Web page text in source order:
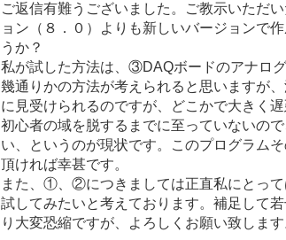
ご返信有難うございました。ご教示いただ
ョン（８．０）よりも新しいバージョンで
うか？
私が試した方法は、③DAQボードのアナロ
幾通りかの方法が考えられると思いますが
に見受けられるのですが、どこかで大きく
初心者の域を脱するまでに至っていないの
い、というのが現状です。このプログラム
頂ければ幸甚です。
また、①、②につきましては正直私にとっ
試してみたいと考えております。補足して
り大変恐縮ですが、よろしくお願い致します